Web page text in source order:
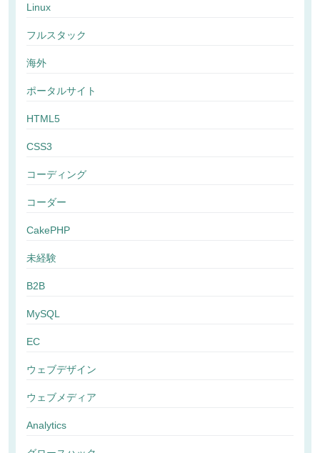
Linux
フルスタック
海外
ポータルサイト
HTML5
CSS3
コーディング
コーダー
CakePHP
未経験
B2B
MySQL
EC
ウェブデザイン
ウェブメディア
Analytics